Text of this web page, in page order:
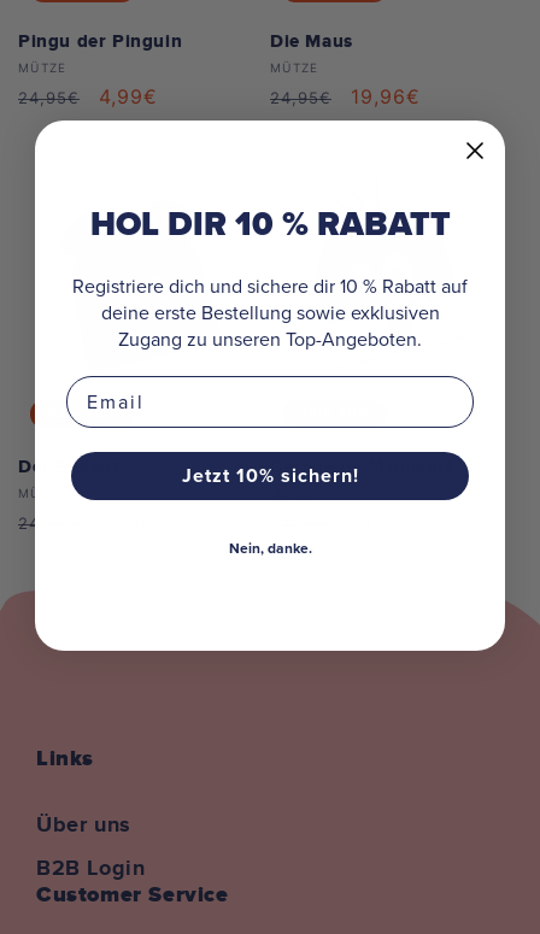
Pingu der Pinguin
Anbieter:
MÜTZE
Normaler
Preis
24,95€ Verkaufspreis
4,99€
Die Maus
Anbieter:
MÜTZE
Normaler
Preis
24,95€ Verkaufspreis
19,96€
Sale 20%
Der Elefant
Anbieter:
MÜTZE
Normaler
24,95€
Der kleine Maulwurf
Anbieter:
Preis
Links
Über uns
B2B Login
Customer Service
HOL DIR 10 % RABATT
Registriere dich und sichere dir 10 % Rabatt auf
deine erste Bestellung sowie exklusiven
Zugang zu unseren Top-Angeboten.
Email
Jetzt 10% sichern!
Nein, danke.